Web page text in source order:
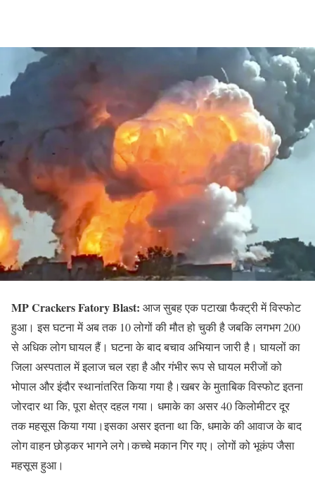
MP Crackers Fatory Blast: आज सुबह एक पटाखा फैक्ट्री में विस्फोट
हुआ। इस घटना में अब तक 10 लोगों की मौत हो चुकी है जबकि लगभग 200
से अधिक लोग घायल हैं। घटना के बाद बचाव अभियान जारी है। घायलों का
जिला अस्पताल में इलाज चल रहा है और गंभीर रूप से घायल मरीजों को
भोपाल और इंदौर स्थानांतरित किया गया है।खबर के मुताबिक विस्फोट इतना
जोरदार था कि, पूरा क्षेत्र दहल गया। धमाके का असर 40 किलोमीटर दूर
तक महसूस किया गया।इसका असर इतना था कि, धमाके की आवाज के बाद
लोग वाहन छोड़कर भागने लगे।कच्चे मकान गिर गए। लोगों को भूकंप जैसा
महसूस हुआ।